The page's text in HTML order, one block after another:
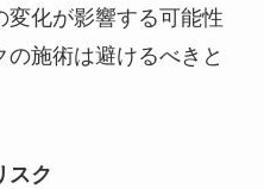
化が影響する可能性
施術は避けるべきと
スク